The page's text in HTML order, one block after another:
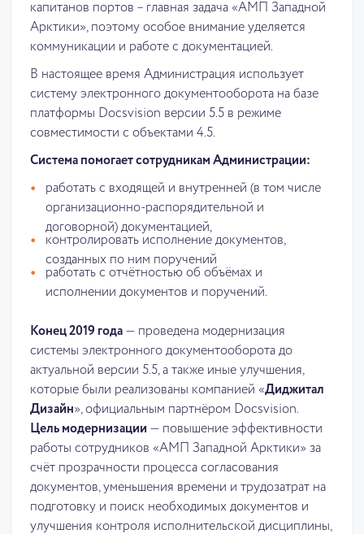
капитанов портов – главная задача «АМП Западной
Арктики», поэтому особое внимание уделяется
коммуникации и работе с документацией.
В настоящее время Администрация использует
систему электронного документооборота на базе
платформы Docsvision версии 5.5 в режиме
совместимости с объектами 4.5.
Система помогает сотрудникам Администрации:
работать с входящей и внутренней (в том числе
организационно-распорядительной и
договорной) документацией,
контролировать исполнение документов,
созданных по ним поручений
работать с отчётностью об объёмах и
исполнении документов и поручений.
Конец 2019 года — проведена модернизация
системы электронного документооборота до
актуальной версии 5.5, а также иные улучшения,
которые были реализованы компанией «Диджитал
Дизайн», официальным партнёром Docsvision.
Цель модернизации — повышение эффективности
работы сотрудников «АМП Западной Арктики» за
счёт прозрачности процесса согласования
документов, уменьшения времени и трудозатрат на
подготовку и поиск необходимых документов и
улучшения контроля исполнительской дисциплины,